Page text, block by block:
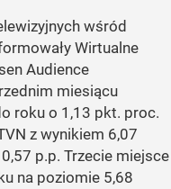
wśród
Wirtualne
Audience
miesiącu
roku o 1,13 pkt. proc.
z wynikiem 6,07
p.p. Trzecie miejsce
na poziomie 5,68